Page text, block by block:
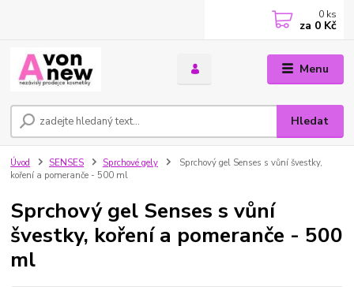
Menu
Hledat
0 ks
za 0 Kč
Úvod SENSES Sprchové gely
Sprchový gel Senses s vůní švestky,
koření a pomeranče - 500 ml
Sprchový gel Senses s vůní
švestky, koření a pomeranče - 500
ml